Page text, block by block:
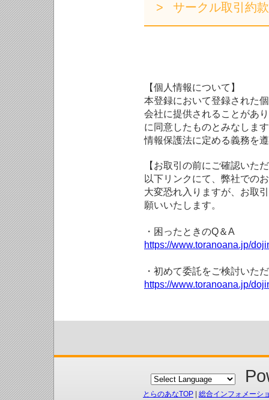
サークル取引約款
【個人情報について】
本登録において登録された
会社に提供されることがあ
に同意したものとみなしま
情報保護法に定める義務を
【お取引の前にご確認いた
以下リンクにて、弊社での
大変恐れ入りますが、お取
願いいたします。
・困ったときのQ＆A
https://www.toranoana.jp/
・初めて委託をご検討いた
https://www.toranoana.jp/
とらのあなTOP
総合インフォメーシ